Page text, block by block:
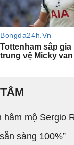
mộ Sergio
sàng 100%”